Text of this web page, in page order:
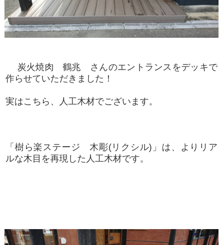
炭火焼肉 鶴兆 さんのエントランスをデッキで
作らせていただきました！
実はこちら、人工木材でございます。
「樹ら楽ステージ 木彫(リクシル)」は、よりリア
ルな木目を再現した人工木材です。